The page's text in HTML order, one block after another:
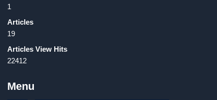
1
Articles
19
Articles View Hits
22412
Menu